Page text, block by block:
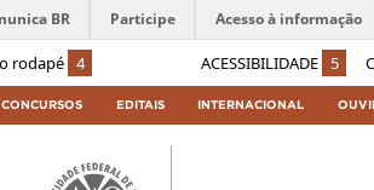
rodapé 4 ACESSIBILIDADE 5
BR Participe Acesso à informação
CONCURSOS EDITAIS INTERNACIONAL